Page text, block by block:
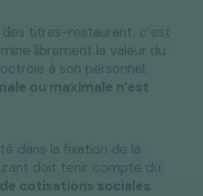
titres-restaurant, c’est
librement la valeur du
à son personnel.
ou maximale n’est
dans la fixation de la
doit tenir compte du
cotisations sociales